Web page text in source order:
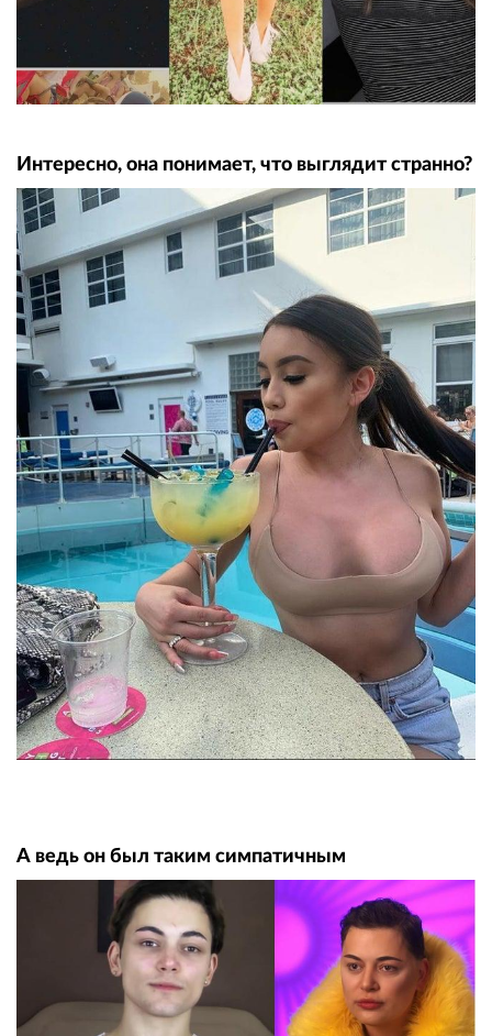
Интересно, она понимает, что выглядит странно?
А ведь он был таким симпатичным